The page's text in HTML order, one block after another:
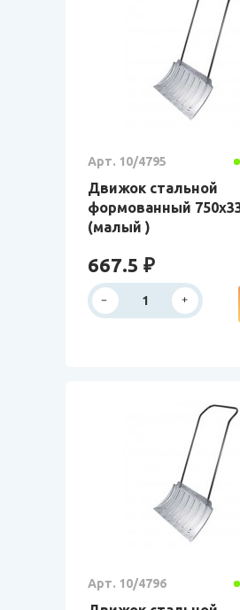
Арт. 10/4795
Движок стальной
формованный
(малый )
667.5 ₽
Арт. 10/4796